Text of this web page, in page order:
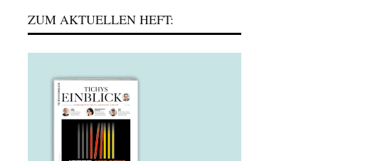
ZUM AKTUELLEN HEFT: